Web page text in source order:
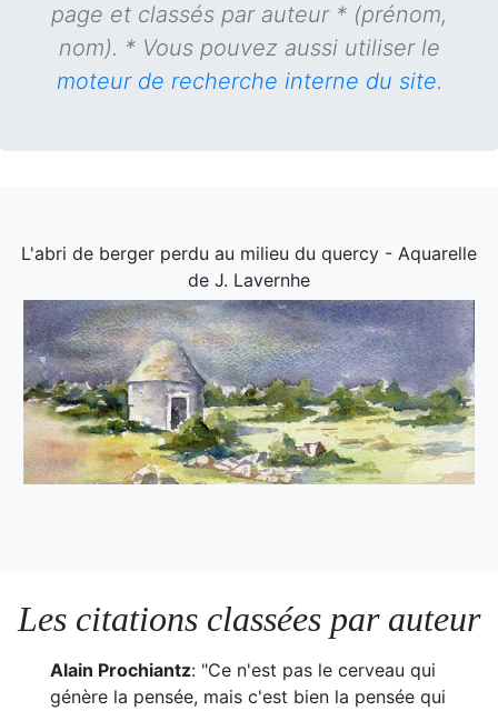
page et classés par auteur * (prénom,
nom). * Vous pouvez aussi utiliser le
moteur de recherche interne du site.
L'abri de berger perdu au milieu du quercy - Aquarelle
de J. Lavernhe
Les citations classées par auteur
Alain Prochiantz: "Ce n'est pas le cerveau qui
génère la pensée, mais c'est bien la pensée qui